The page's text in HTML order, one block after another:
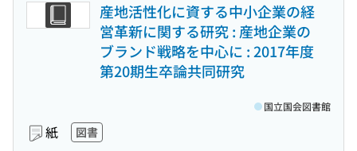
産地活性化に資する中小企業の経
営革新に関する研究 : 産地企業の
ブランド戦略を中心に : 2017年度
第20期生卒論共同研究
紙 図書
国立国会図書館